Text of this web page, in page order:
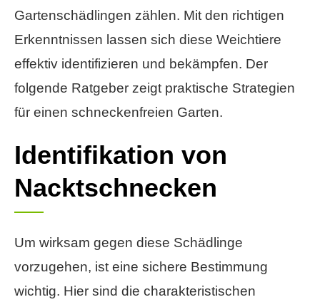
Gartenschädlingen zählen. Mit den richtigen
Erkenntnissen lassen sich diese Weichtiere
effektiv identifizieren und bekämpfen. Der
folgende Ratgeber zeigt praktische Strategien
für einen schneckenfreien Garten.
Identifikation von
Nacktschnecken
Um wirksam gegen diese Schädlinge
vorzugehen, ist eine sichere Bestimmung
wichtig. Hier sind die charakteristischen